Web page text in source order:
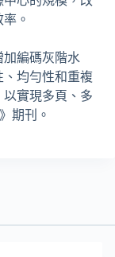
。
加編碼灰階水
均勻性和重複
實現多頁、多
期刊。